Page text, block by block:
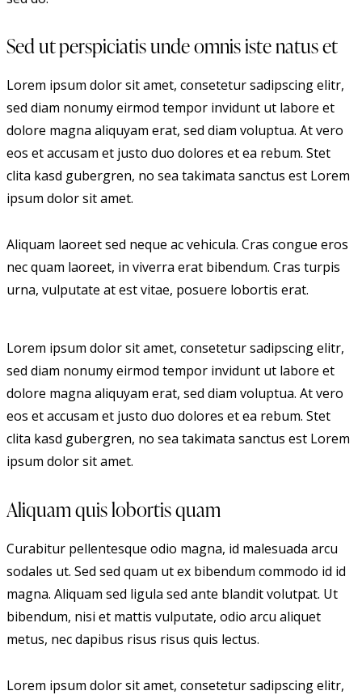
Sed ut perspiciatis unde omnis iste natus et
Lorem ipsum dolor sit amet, consetetur sadipscing elitr,
sed diam nonumy eirmod tempor invidunt ut labore et
dolore magna aliquyam erat, sed diam voluptua. At vero
eos et accusam et justo duo dolores et ea rebum. Stet
clita kasd gubergren, no sea takimata sanctus est Lorem
ipsum dolor sit amet.
Aliquam laoreet sed neque ac vehicula. Cras congue eros
nec quam laoreet, in viverra erat bibendum. Cras turpis
urna, vulputate at est vitae, posuere lobortis erat.
Lorem ipsum dolor sit amet, consetetur sadipscing elitr,
sed diam nonumy eirmod tempor invidunt ut labore et
dolore magna aliquyam erat, sed diam voluptua. At vero
eos et accusam et justo duo dolores et ea rebum. Stet
clita kasd gubergren, no sea takimata sanctus est Lorem
ipsum dolor sit amet.
Aliquam quis lobortis quam
Curabitur pellentesque odio magna, id malesuada arcu
sodales ut. Sed sed quam ut ex bibendum commodo id id
magna. Aliquam sed ligula sed ante blandit volutpat. Ut
bibendum, nisi et mattis vulputate, odio arcu aliquet
metus, nec dapibus risus risus quis lectus.
Lorem ipsum dolor sit amet, consetetur sadipscing elitr,